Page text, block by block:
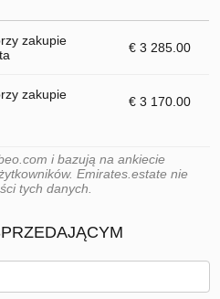
zakupie
€ 3 285.00
zakupie
€ 3 170.00
i bazują na ankiecie
Emirates.estate nie
tych danych.